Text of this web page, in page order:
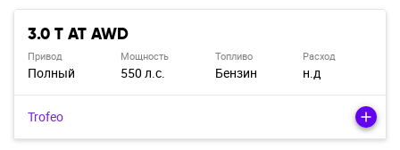
3.0 T AT AWD
Привод
Полный
Мощность
550 л.с.
Топливо
Бензин
Расход
н.д
Trofeo